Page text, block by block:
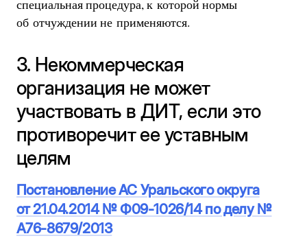
специальная процедура, к которой нормы
об отчуждении не применяются.
3. Некоммерческая
организация не может
участвовать в ДИТ, если это
противоречит ее уставным
целям
Постановление АС Уральского округа
от 21.04.2014 № Ф09-1026/14 по делу №
А76-8679/2013